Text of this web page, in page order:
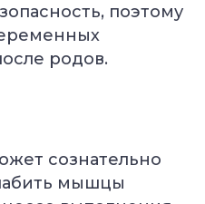
поэтому
родов.
сознательно
мышцы